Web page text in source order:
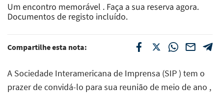
Um encontro memorável . Faça a sua reserva agora.
Documentos de registo incluído.
Compartilhe esta nota:
A Sociedade Interamericana de Imprensa (SIP ) tem o
prazer de convidá-lo para sua reunião de meio de ano ,